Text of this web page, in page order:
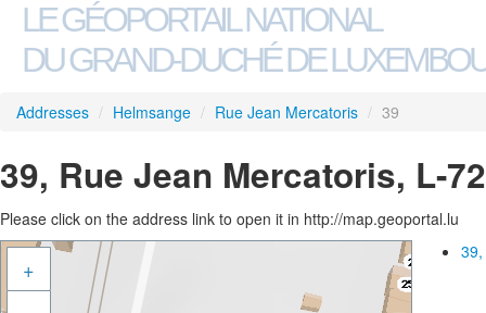
LE GÉOPORTAIL NATIONAL
DU GRAND-DUCHÉ DE
Addresses / Helmsange / Rue Jean Mercatoris / 39
39, Rue Jean Mercatoris, L-
Please click on the address link to open it in http://map.geoportal.lu
+